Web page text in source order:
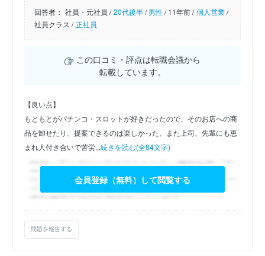
回答者： 社員・元社員 / 20代後半/男性/11年前 / 個人営業/
社員クラス / 正社員
この口コミ・評点は転職会議から
転載しています。
【良い点】
もともとがパチンコ・スロットが好きだったので、そのお店への商
品を卸せたり、提案できるのは楽しかった。また上司、先輩にも恵
まれ人付き合いで苦労...続きを読む(全84文字)
会員登録（無料）して閲覧する
問題を報告する